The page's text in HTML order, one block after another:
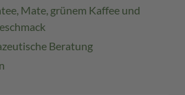
Mate, grünem Kaffee und
Beratung